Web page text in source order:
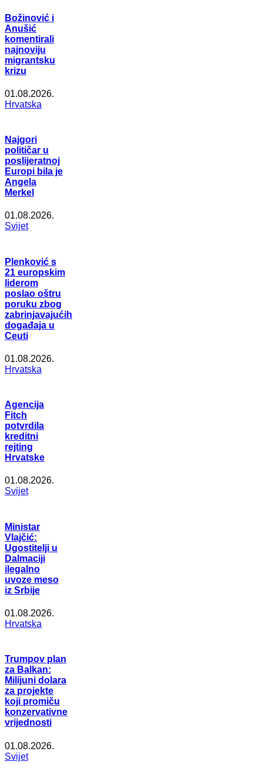
Božinović i
Anušić
komentirali
najnoviju
migrantsku
krizu
01.08.2026.
Hrvatska
Najgori
političar u
poslijeratnoj
Europi bila je
Angela
Merkel
01.08.2026.
Svijet
Plenković s
21 europskim
liderom
poslao oštru
poruku zbog
zabrinjavajućih
događaja u
Ceuti
01.08.2026.
Hrvatska
Agencija
Fitch
potvrdila
kreditni
rejting
Hrvatske
01.08.2026.
Svijet
Ministar
Vlajčić:
Ugostitelji u
Dalmaciji
ilegalno
uvoze meso
iz Srbije
01.08.2026.
Hrvatska
Trumpov plan
za Balkan:
Milijuni dolara
za projekte
koji promiču
konzervativne
vrijednosti
01.08.2026.
Svijet